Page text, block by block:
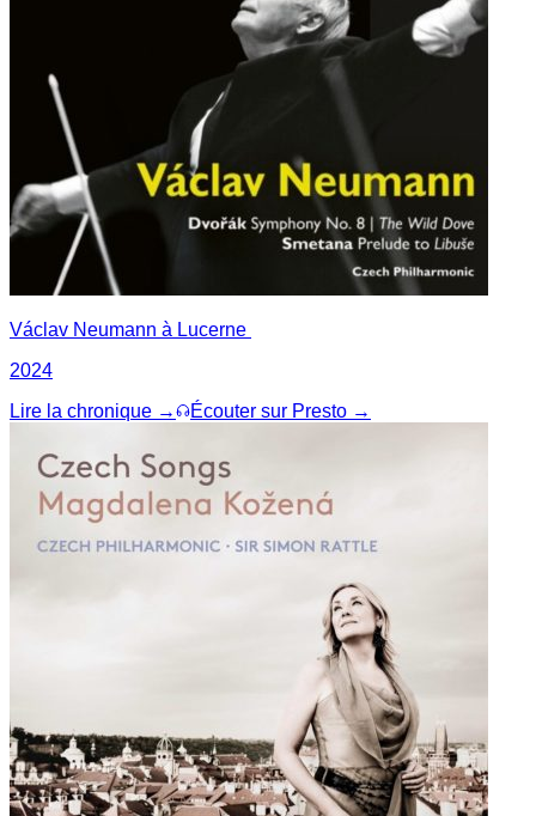
Václav Neumann à Lucerne
2024
Lire la chronique →
Écouter sur Presto →